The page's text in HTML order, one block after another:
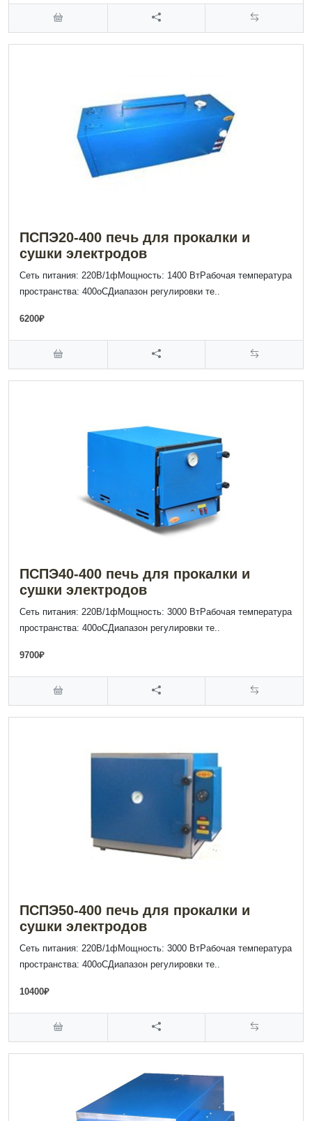
ПСПЭ20-400 печь для прокалки и
сушки электродов
Сеть питания: 220В/1фМощность: 1400 ВтРабочая температура
пространства: 400оСДиапазон регулировки те..
6200₽
ПСПЭ40-400 печь для прокалки и
сушки электродов
Сеть питания: 220В/1фМощность: 3000 ВтРабочая температура
пространства: 400оСДиапазон регулировки те..
9700₽
ПСПЭ50-400 печь для прокалки и
сушки электродов
Сеть питания: 220В/1фМощность: 3000 ВтРабочая температура
пространства: 400оСДиапазон регулировки те..
10400₽